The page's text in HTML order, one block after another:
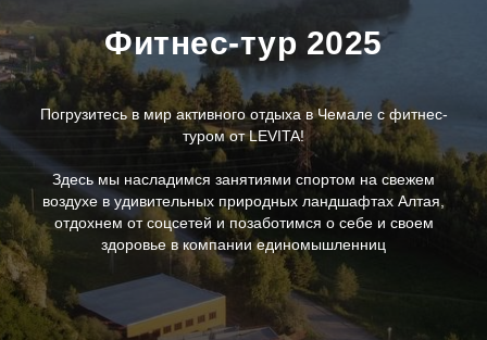
Фитнес-тур 2025
Погрузитесь в мир активного отдыха в Чемале с фитнес-
туром от LEVITA!
Здесь мы насладимся занятиями спортом на свежем
воздухе в удивительных природных ландшафтах Алтая,
отдохнем от соцсетей и позаботимся о себе и своем
здоровье в компании единомышленниц